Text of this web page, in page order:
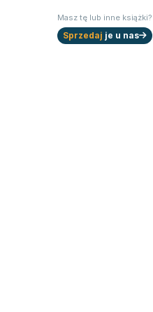
Masz tę lub inne książki?
Sprzedaj je u nas